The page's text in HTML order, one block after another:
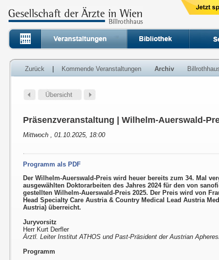
Zurück Kommende Veranstaltungen Archiv
Präsenzveranstaltung | Wilhelm-Auerswald-
Mittwoch , 01.10.2025, 18:00
Programm als PDF
Der Wilhelm-Auerswald-Preis wird heuer bereits zum 34. Mal
ausgewählten Doktorarbeiten des Jahres 2024 für den von
gestellten Wilhelm-Auerswald-Preis 2025. Der Preis wird von
Head Specialty Care Austria & Country Medical Lead Austria
Austria) überreicht.
Juryvorsitz
Herr Kurt Derfler
Ärztl. Leiter Institut ATHOS und Past-Präsident der Austrian
Programm